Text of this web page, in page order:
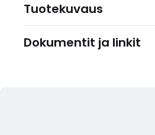
Tuotekuvaus
Dokumentit ja linkit